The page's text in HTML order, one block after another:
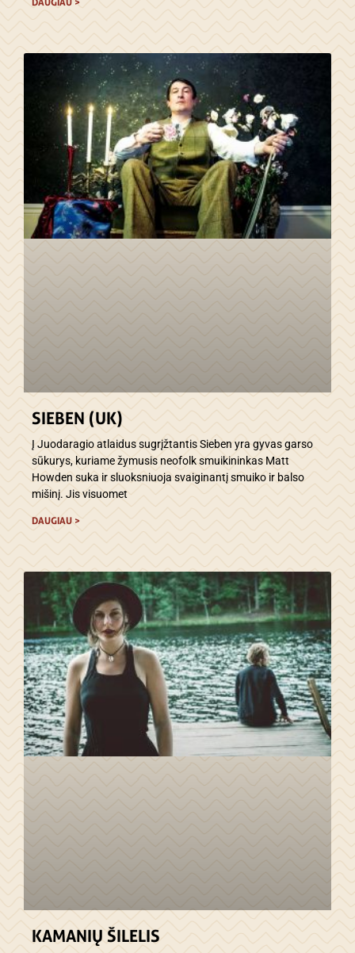
SIEBEN (UK)
Į Juodaragio atlaidus sugrįžtantis Sieben yra gyvas garso
sūkurys, kuriame žymusis neofolk smuikininkas Matt
Howden suka ir sluoksniuoja svaiginantį smuiko ir balso
mišinį. Jis visuomet
DAUGIAU >
KAMANIŲ ŠILELIS